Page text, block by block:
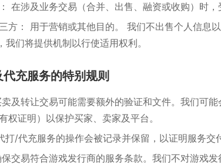
在涉及业务交易（合并、出售、融资或收购）时，
方： 用于营销或其他目的。 我们不出售个人信息
我们将提供机制以行使适用权利。
充服务的特别规则
及转让交易可能需要额外的验证和文件。我们可
权证明）以保护买家、卖家及平台。
/代充服务的操作会被记录并保留，以证明服务交
交易符合游戏发行商的服务条款。我们不对游戏